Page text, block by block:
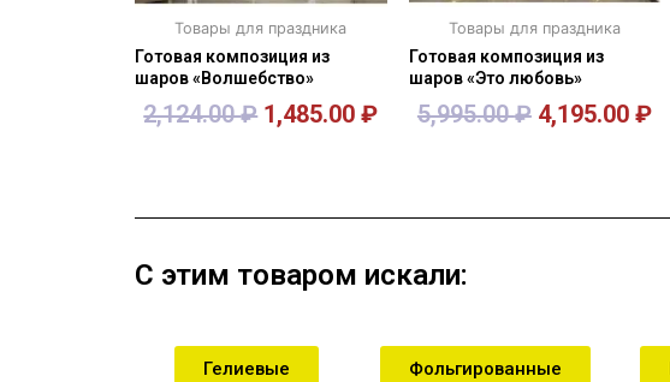
Товары для праздника
Готовая композиция из
шаров «Волшебство»
2,124.00₽ 1,485.00₽
Товары для праздника
Готовая композиция из
шаров «Это любовь»
5,995.00₽ 4,195.00 ₽
С этим товаром искали:
Гелиевые Фольгированные